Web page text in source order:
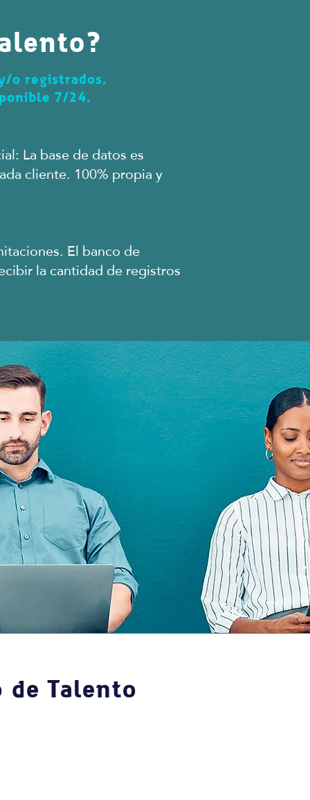
o registrados,
7/24.
La base de datos es
cliente. 100% propia y
El banco de
la cantidad de registros
de Talento